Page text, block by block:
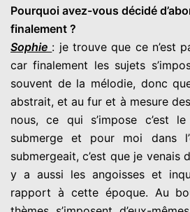
Pourquoi avez-vous décidé
finalement ?
Sophie : je trouve que ce n’est
car finalement les sujets
souvent de la mélodie, donc
abstrait, et au fur et à mesure
nous, ce qui s’impose c’est
submerge et pour moi dans
submergeait, c’est que je venais
y a aussi les angoisses et
rapport à cette époque. Au